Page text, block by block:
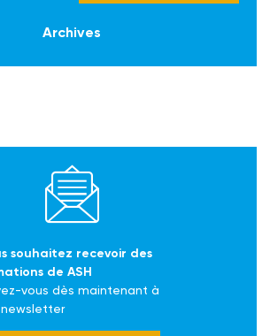
Archives
souhaitez recevoir des
de ASH
vous dès maintenant à